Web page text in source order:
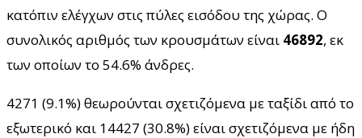
κατόπιν ελέγχων στις πύλες εισόδου της χώρας. Ο
συνολικός αριθμός των κρουσμάτων είναι 46892, εκ
των οποίων το 54.6% άνδρες.
4271 (9.1%) θεωρούνται σχετιζόμενα με ταξίδι από το
εξωτερικό και 14427 (30.8%) είναι σχετιζόμενα με ήδη